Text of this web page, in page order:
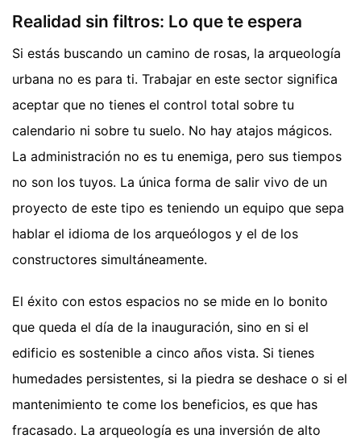
Realidad sin filtros: Lo que te espera
Si estás buscando un camino de rosas, la arqueología
urbana no es para ti. Trabajar en este sector significa
aceptar que no tienes el control total sobre tu
calendario ni sobre tu suelo. No hay atajos mágicos.
La administración no es tu enemiga, pero sus tiempos
no son los tuyos. La única forma de salir vivo de un
proyecto de este tipo es teniendo un equipo que sepa
hablar el idioma de los arqueólogos y el de los
constructores simultáneamente.
El éxito con estos espacios no se mide en lo bonito
que queda el día de la inauguración, sino en si el
edificio es sostenible a cinco años vista. Si tienes
humedades persistentes, si la piedra se deshace o si el
mantenimiento te come los beneficios, es que has
fracasado. La arqueología es una inversión de alto